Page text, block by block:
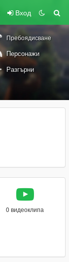
Вход
Пребоядисване
Персонажи
Разгърни
0 видеоклипа